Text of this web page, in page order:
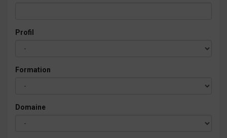
Profil
Formation
Domaine